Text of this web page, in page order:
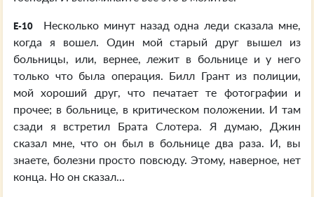
E-10
Несколько минут назад одна леди сказала мне,
когда я вошел. Один мой старый друг вышел из
больницы, или, вернее, лежит в больнице и у него
только что была операция. Билл Грант из полиции,
мой хороший друг, что печатает те фотографии и
прочее; в больнице, в критическом положении. И там
сзади я встретил Брата Слотера. Я думаю, Джин
сказал мне, что он был в больнице два раза. И, вы
знаете, болезни просто повсюду. Этому, наверное, нет
конца. Но он сказал...